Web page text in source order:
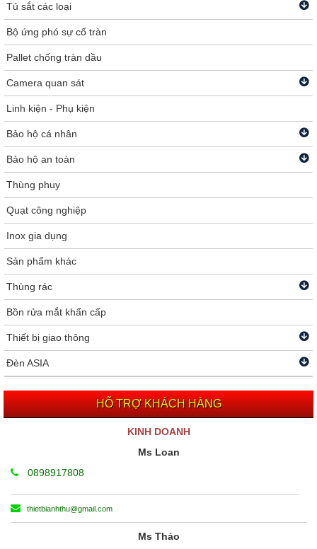
Tủ sắt các loại
Bộ ứng phó sự cố tràn
Pallet chống tràn dầu
Camera quan sát
Linh kiện - Phụ kiện
Bảo hộ cá nhân
Bảo hộ an toàn
Thùng phuy
Quạt công nghiệp
Inox gia dụng
Sản phẩm khác
Thùng rác
Bồn rửa mắt khẩn cấp
Thiết bị giao thông
Đèn ASIA
HỖ TRỢ KHÁCH HÀNG
KINH DOANH
Ms Loan
0898917808
thietbianhthu@gmail.com
Ms Thảo